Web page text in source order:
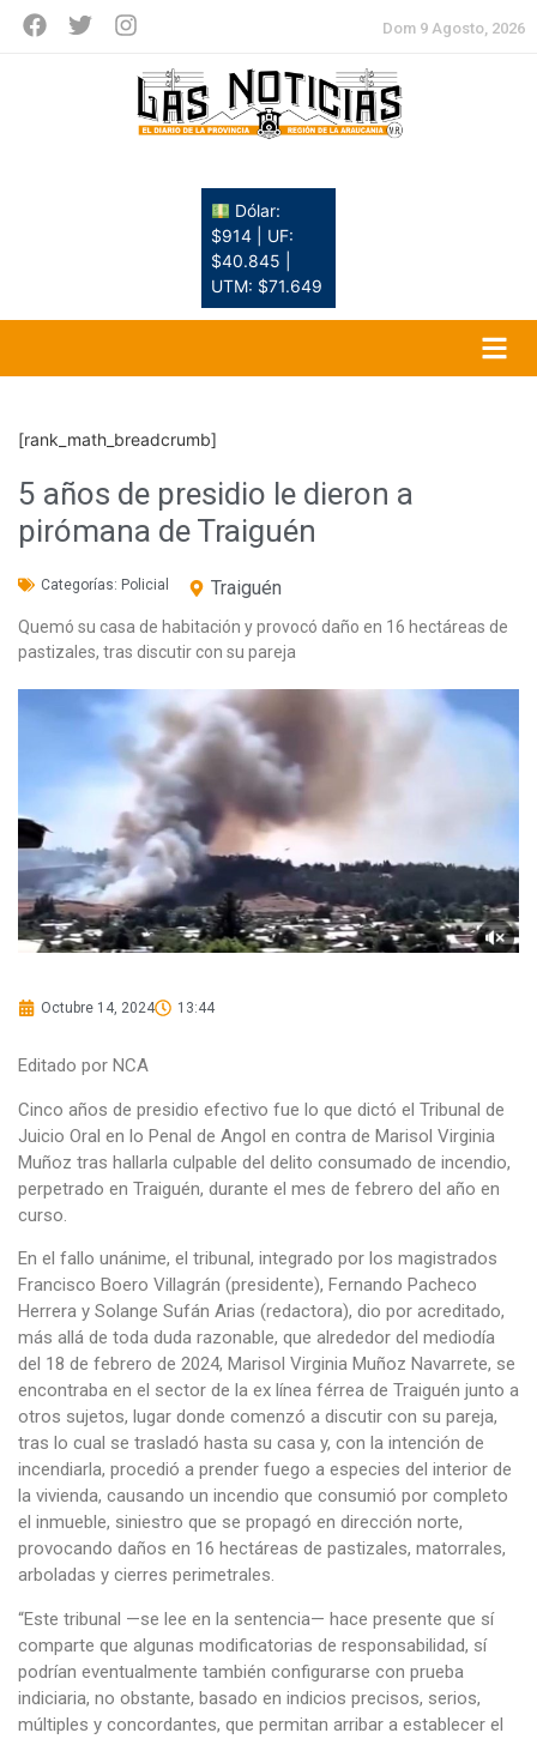
Dom 9 Agosto, 2026
Dólar:
$914 | UF:
$40.845 |
UTM: $71.649
[rank_math_breadcrumb]
5 años de presidio le dieron a
pirómana de Traiguén
Categorías: Policial Traiguén
Quemó su casa de habitación y provocó daño en 16 hectáreas de
pastizales, tras discutir con su pareja
Octubre 14, 2024 13:44
Editado por NCA
Cinco años de presidio efectivo fue lo que dictó el Tribunal de
Juicio Oral en lo Penal de Angol en contra de Marisol Virginia
Muñoz tras hallarla culpable del delito consumado de incendio,
perpetrado en Traiguén, durante el mes de febrero del año en
curso.
En el fallo unánime, el tribunal, integrado por los magistrados
Francisco Boero Villagrán (presidente), Fernando Pacheco
Herrera y Solange Sufán Arias (redactora), dio por acreditado,
más allá de toda duda razonable, que alrededor del mediodía
del 18 de febrero de 2024, Marisol Virginia Muñoz Navarrete, se
encontraba en el sector de la ex línea férrea de Traiguén junto a
otros sujetos, lugar donde comenzó a discutir con su pareja,
tras lo cual se trasladó hasta su casa y, con la intención de
incendiarla, procedió a prender fuego a especies del interior de
la vivienda, causando un incendio que consumió por completo
el inmueble, siniestro que se propagó en dirección norte,
provocando daños en 16 hectáreas de pastizales, matorrales,
arboladas y cierres perimetrales.
“Este tribunal —se lee en la sentencia— hace presente que sí
comparte que algunas modificatorias de responsabilidad, sí
podrían eventualmente también configurarse con prueba
indiciaria, no obstante, basado en indicios precisos, serios,
múltiples y concordantes, que permitan arribar a establecer el